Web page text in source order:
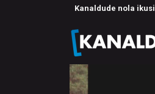
Kanaldude nola ikusi